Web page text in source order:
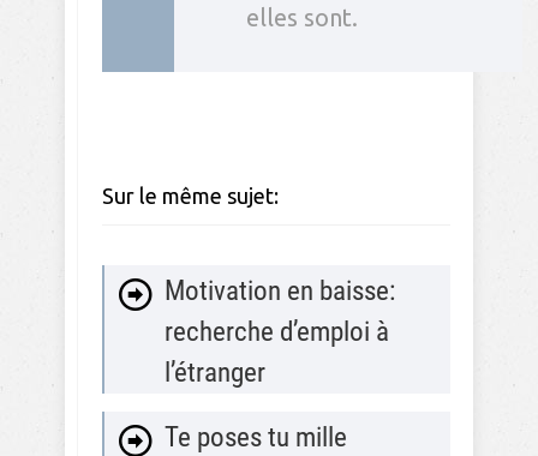
elles sont.
Sur le même sujet:
Motivation en baisse:
recherche d’emploi à
l’étranger
Te poses tu mille